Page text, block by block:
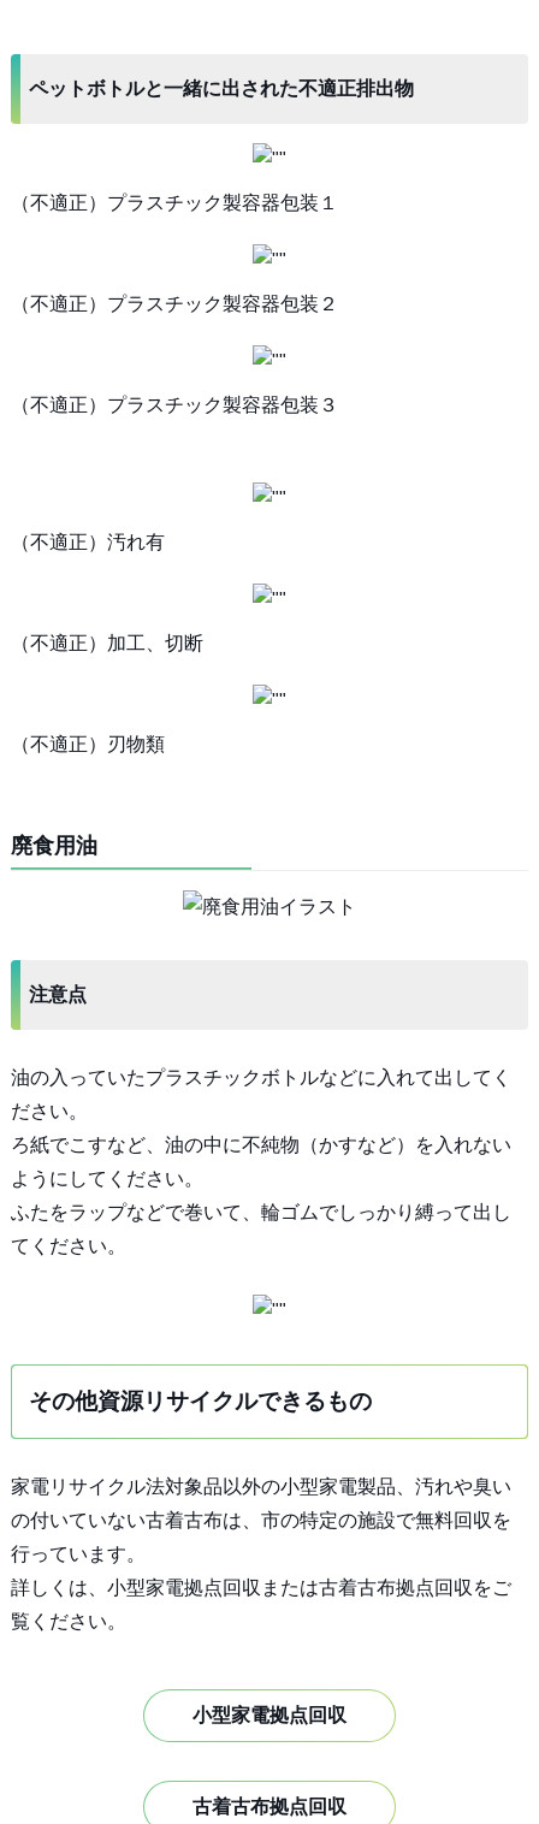
ペットボトルと一緒に出された不適正排出物
（不適正）プラスチック製容器包装１
（不適正）プラスチック製容器包装２
（不適正）プラスチック製容器包装３
（不適正）汚れ有
（不適正）加工、切断
（不適正）刃物類
廃食用油
注意点
油の入っていたプラスチックボトルなどに入れて出してく
ださい。
ろ紙でこすなど、油の中に不純物（かすなど）を入れない
ようにしてください。
ふたをラップなどで巻いて、輪ゴムでしっかり縛って出し
てください。
その他資源リサイクルできるもの
家電リサイクル法対象品以外の小型家電製品、汚れや臭い
の付いていない古着古布は、市の特定の施設で無料回収を
行っています。
詳しくは、小型家電拠点回収または古着古布拠点回収をご
覧ください。
小型家電拠点回収
古着古布拠点回収